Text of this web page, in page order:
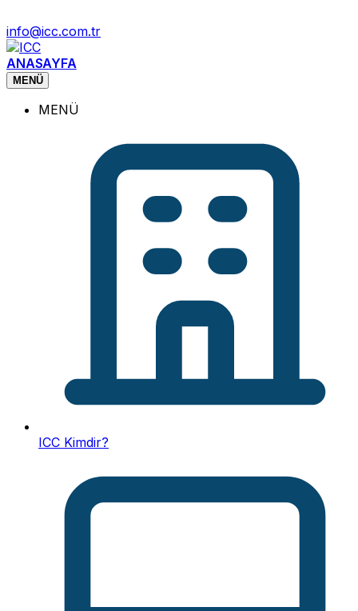
info@icc.com.tr
ANASAYFA
MENÜ
MENÜ
ICC Kimdir?